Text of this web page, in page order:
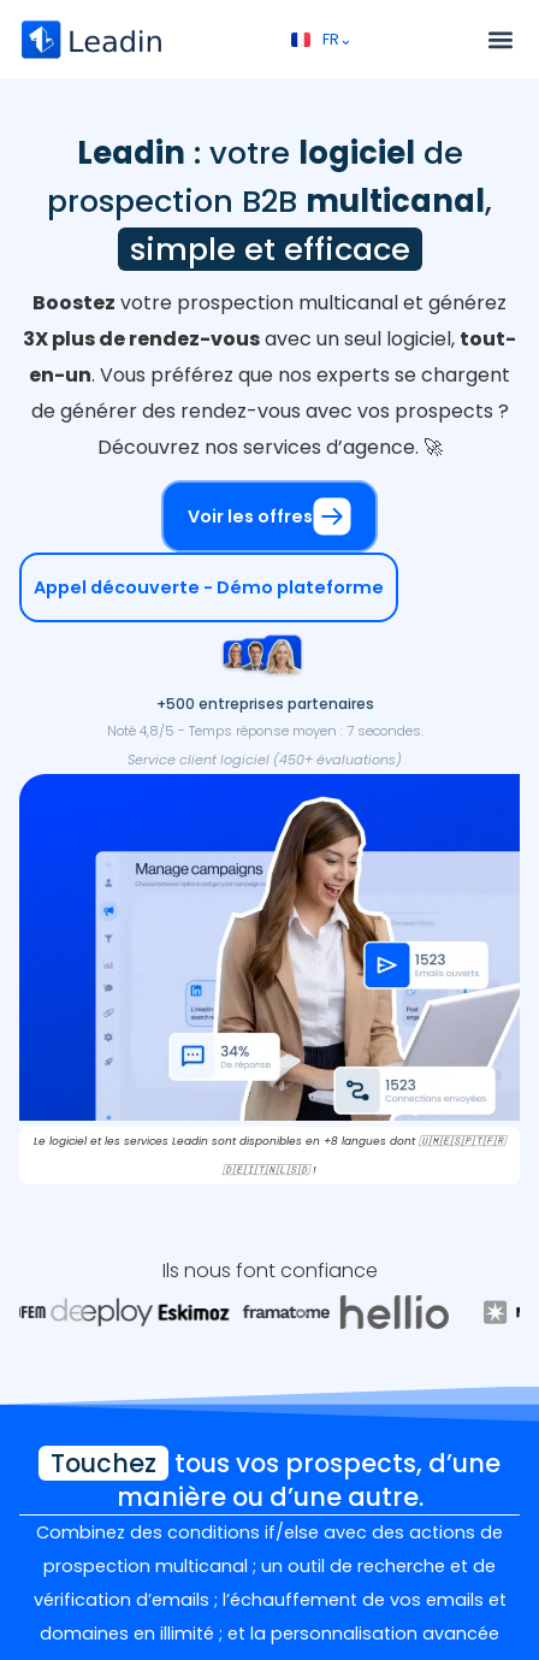
FR⌄
EN⌄
Leadin : votre logiciel de
prospection B2B multicanal,
simple et efficace
Boostez votre prospection multicanal et générez
3X plus de rendez-vousavec un seul logiciel, tout-
en-un. Vous préférez que nos experts se chargent
de générer des rendez-vous avec vos prospects ?
Découvrez nos services d’agence. 🚀
Voir les offres
Appel découverte - Démo plateforme
+500 entreprises partenaires
Noté 4,8/5 - Temps réponse moyen : 7 secondes.
Service client logiciel (450+ évaluations)
Le logiciel et les services Leadin sont disponibles en +8 langues dont 🇺🇲🇪🇸🇵🇹🇫🇷
🇩🇪🇮🇹🇳🇱🇸🇩 !
Ils nous font confiance
Touchez tous vos prospects, d’une
manière ou d’une autre.
Combinez des conditions if/else avec des actions de
prospection multicanal ; un outil de recherche et de
vérification d’emails ; l’échauffement de vos emails et
domaines en illimité ; et la personnalisation avancée